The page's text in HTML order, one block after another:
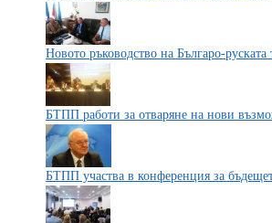
Новото ръководство на Българо-
БТПП работи за отваряне на нови
БТПП участва в конференция за